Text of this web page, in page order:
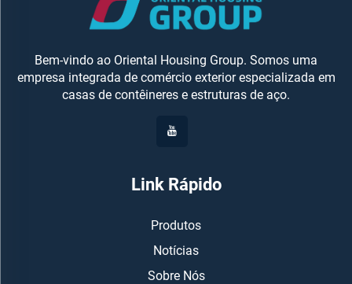
Bem-vindo ao Oriental Housing Group. Somos uma
empresa integrada de comércio exterior especializada em
casas de contêineres e estruturas de aço.
Link Rápido
Produtos
Notícias
Sobre Nós